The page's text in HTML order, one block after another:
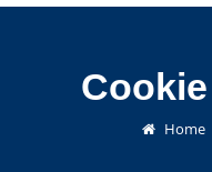
Home